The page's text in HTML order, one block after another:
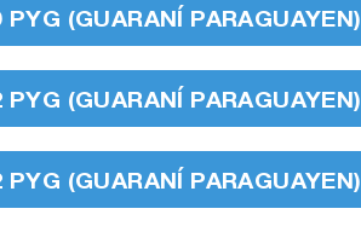
(GUARANÍ PARAGUAYEN)
(GUARANÍ PARAGUAYEN)
(GUARANÍ PARAGUAYEN)